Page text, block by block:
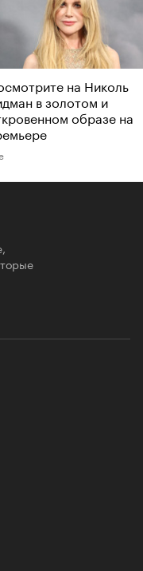
на Николь
в золотом и
образе на